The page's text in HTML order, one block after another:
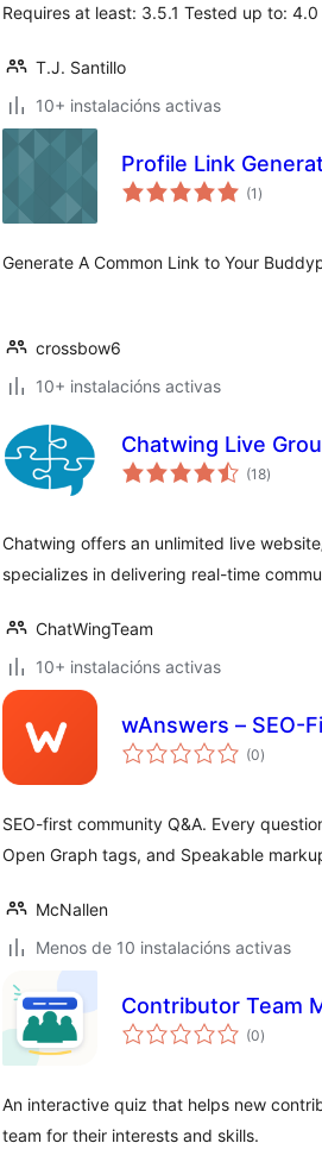
Requires at least: 3.5.1 Tested up to: 4.0
T.J. Santillo
10+ instalacións activas
Profile Link
(1totais
)
Generate A Common Link to Your
crossbow6
10+ instalacións activas
Chatwing Live
(18totais
)
Chatwing offers an unlimited live
specializes in delivering real-time
ChatWingTeam
10+ instalacións activas
wAnswers – SEO-
(0totais
)
SEO-first community Q&A. Every
Open Graph tags, and Speakable
McNallen
Menos de 10 instalacións activas
Contributor Team
(0totais
)
An interactive quiz that helps new
team for their interests and skills.